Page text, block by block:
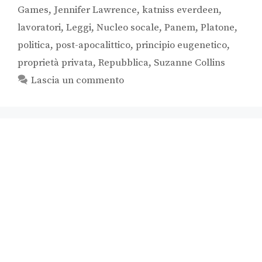
Games,Jennifer Lawrence, katniss everdeen,
lavoratori, Leggi, Nucleo socale, Panem, Platone,
politica, post-apocalittico, principio eugenetico,
proprietà privata, Repubblica, Suzanne Collins
Lascia un commento